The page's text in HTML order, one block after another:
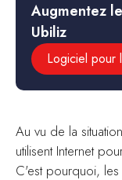
Augmentez
Ubiliz
Logiciel pour
Au vu de la
utilisent Internet
C'est pourquoi, les